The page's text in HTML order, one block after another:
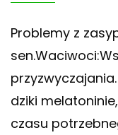
Problemy z
dziki
czasu